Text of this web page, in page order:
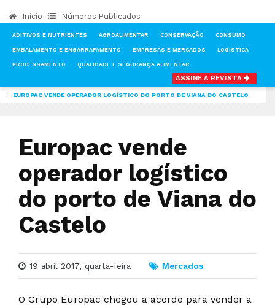
Início Números Publicados
ADITIVOS E NUTRIENTES AGROALIMENTAR CONSERVAÇÃO CONSUMO
EMBALAMENTO E ENGARRAFAMENTO EMPRESAS E MERCADOS LOGÍSTICA
PROCESSAMENTO QUALIDADE E SEGURANÇA ALIMENTAR
ASSINE A REVISTA
EUROPAC VENDE OPERADOR LOGÍSTICO DO PORTO DE VIANA DO CASTELO
Europac vende
operador logístico
do porto de Viana do
Castelo
19 abril 2017, quarta-feira Mercados
O Grupo Europac chegou a acordo para vender a